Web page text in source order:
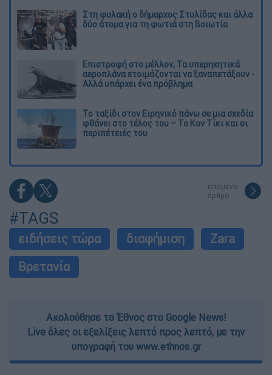
Στη φυλακή ο δήμαρχος Στυλίδας και άλλα
δύο άτομα για τη φωτιά στη Βοιωτία
Επιστροφή στο μέλλον; Τα υπερηχητικά
αεροπλάνα ετοιμάζονται να ξαναπετάξουν -
Αλλά υπάρχει ένα πρόβλημα
Το ταξίδι στον Ειρηνικό πάνω σε μια σχεδία
φθάνει στο τέλος του – Το Κον Τίκι και οι
περιπέτειές του
επόμενο
άρθρο
#TAGS
ειδήσεις τώρα διαφήμιση
Zara
Βρετανία
Ακολούθησε το Έθνος στο Google News!
Live όλες οι εξελίξεις λεπτό προς λεπτό, με την
υπογραφή του www.ethnos.gr